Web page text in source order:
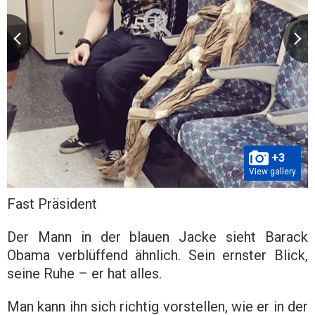
+3
View gallery
Fast Präsident
Der Mann in der blauen Jacke sieht Barack
Obama verblüffend ähnlich. Sein ernster Blick,
seine Ruhe – er hat alles.
Man kann ihn sich richtig vorstellen, wie er in der